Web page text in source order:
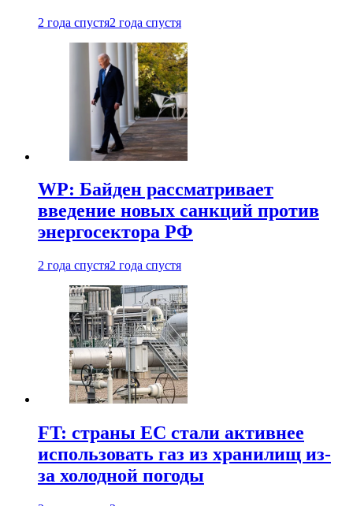
2 года спустя2 года спустя
WP: Байден рассматривает
введение новых санкций против
энергосектора РФ
2 года спустя2 года спустя
FT: страны ЕС стали активнее
использовать газ из хранилищ из-
за холодной погоды